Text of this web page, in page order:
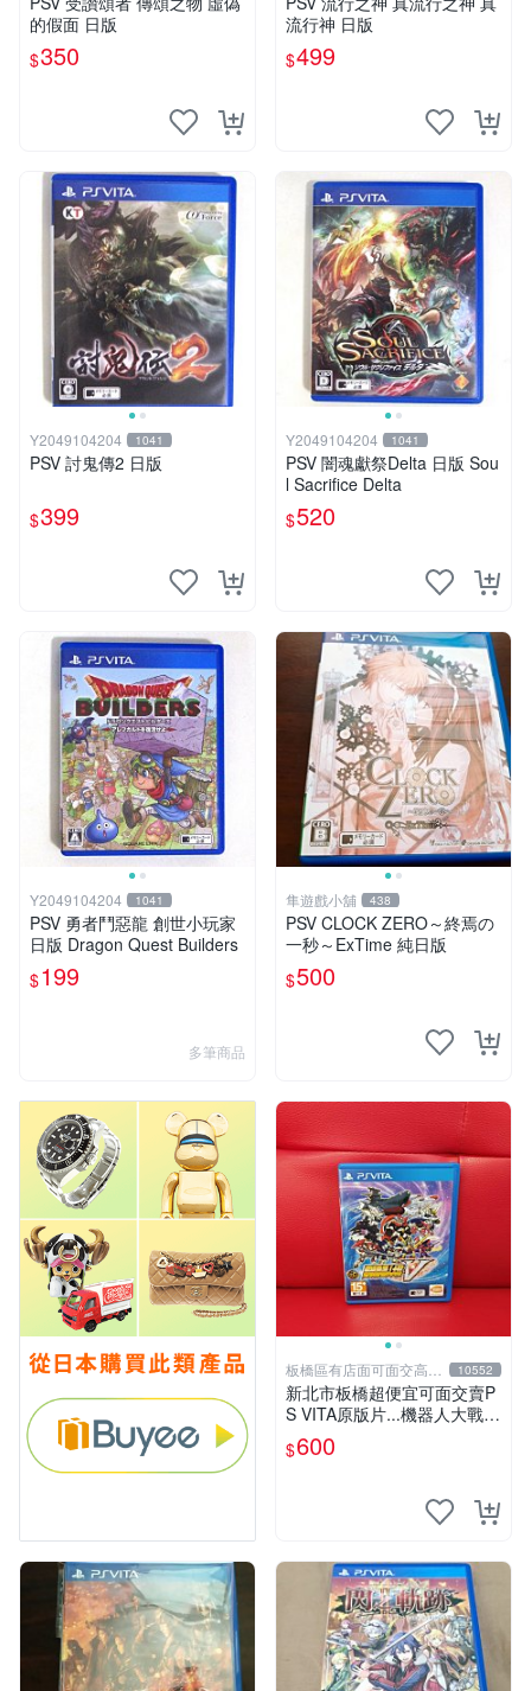
的假面 日版
$350
流行神 日版
$499
Y2049104204 1041
PSV 討鬼傳2 日版
$399
Y2049104204 1041
PSV 闇魂獻祭Delta 日版 Sou
l Sacrifice Delta
$520
Y2049104204 1041
PSV 勇者鬥惡龍 創世小玩家
日版 Dragon Quest Builders
$199
多筆商品
隼遊戲小舖 438
PSV CLOCK ZERO～終焉の
一秒～ExTime 純日版
$500
板橋區有店面可面交高價
回收電玩
10552
新北市板橋超便宜可面交賣P
S VITA原版片...機器人大戰V
中文版...實體店面可面交
$600